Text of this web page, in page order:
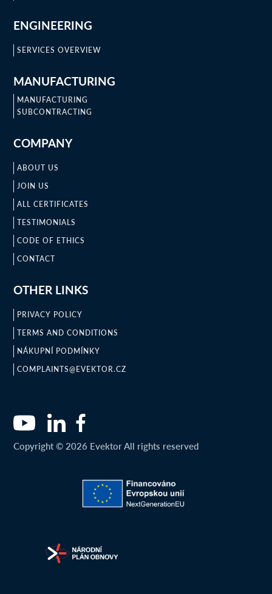
ENGINEERING
SERVICES OVERVIEW
MANUFACTURING
MANUFACTURING
SUBCONTRACTING
COMPANY
ABOUT US
JOIN US
ALL CERTIFICATES
TESTIMONIALS
CODE OF ETHICS
CONTACT
OTHER LINKS
PRIVACY POLICY
TERMS AND CONDITIONS
NÁKUPNÍ PODMÍNKY
COMPLAINTS@EVEKTOR.CZ
Copyright © 2026 Evektor All rights reserved